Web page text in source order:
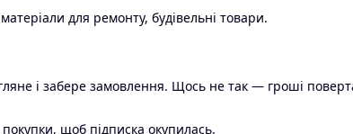
для ремонту, будівельні товари.
і забере замовлення. Щось не так — гроші
щоб підписка окупилась.